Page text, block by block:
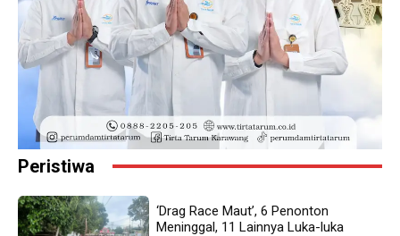
Peristiwa
‘Drag Race Maut’, 6 Penonton
Meninggal, 11 Lainnya Luka-luka